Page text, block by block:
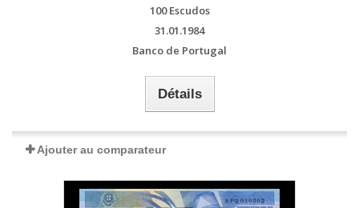
100 Escudos
31.01.1984
Banco de Portugal
Détails
Ajouter au comparateur